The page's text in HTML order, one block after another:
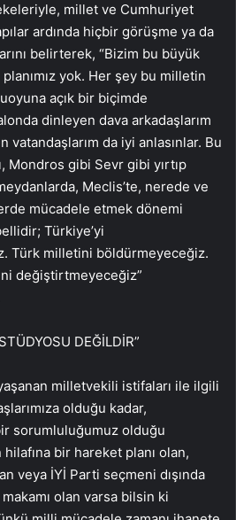
millet ve Cumhuriyet
ardında hiçbir görüşme ya da
belirterek, “Bizim bu büyük
yok. Her şey bu milletin
açık bir biçimde
dinleyen dava arkadaşlarım
vatandaşlarım da iyi anlasınlar. Bu
Mondros gibi Sevr gibi yırtıp
Meclis’te, nerede ve
mücadele etmek dönemi
Türkiye’yi
Türk milletini böldürmeyeceğiz.
değiştirtmeyeceğiz”
DEĞİLDİR”
milletvekili istifaları ile ilgili
olduğu kadar,
sorumluluğumuz olduğu
hilafına bir hareket planı olan,
veya İYİ Parti seçmeni dışında
olan varsa bilsin ki